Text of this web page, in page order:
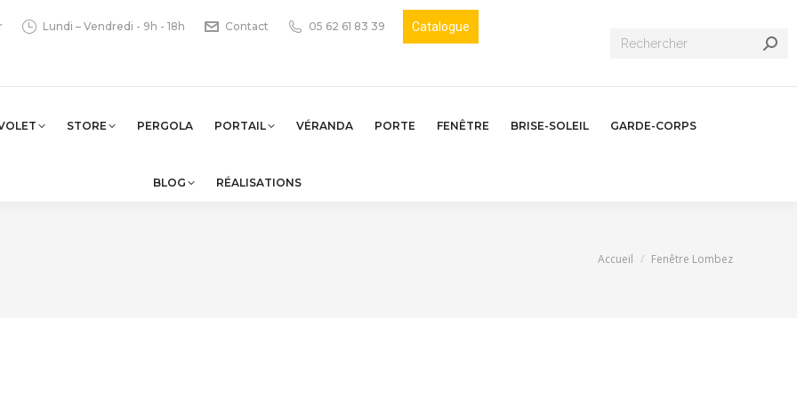
Lundi – Vendredi - 9h - 18h Contact 05 62 61 83 39 Catalogue
Recherche
STORE PERGOLA PORTAIL VÉRANDA PORTE FENÊTRE BRISE-SOLEIL GARDE-CORPS
BLOG RÉALISATIONS
Vous êtes ici :
Accueil Fenêtre Lombez